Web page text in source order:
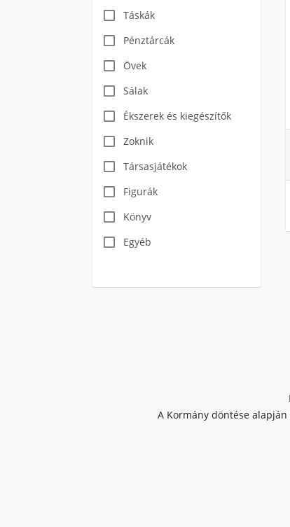
Táskák
Pénztárcák
Övek
Sálak
Ékszerek és kiegészítők
Zoknik
Társasjátékok
Figurák
Könyv
Egyéb
A Kormány döntése